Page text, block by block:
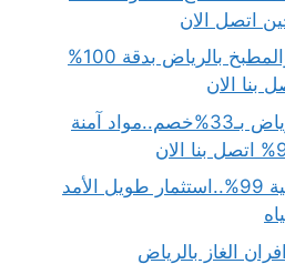
تأسيس سباكة الحمام والمطبخ بالرياض بدقة 100%
بنا الان
شركة عزل خزانات بالرياض بـ33%خصم..مواد آمنة
تأسيس السباكة باحترافية 99%..استثمار طويل الأمد
افران الغاز بالرياض